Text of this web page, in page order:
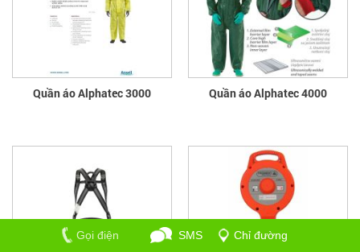
Quần áo Alphatec 3000 Quần áo Alphatec 4000
Gọi điện SMS Chỉ đường